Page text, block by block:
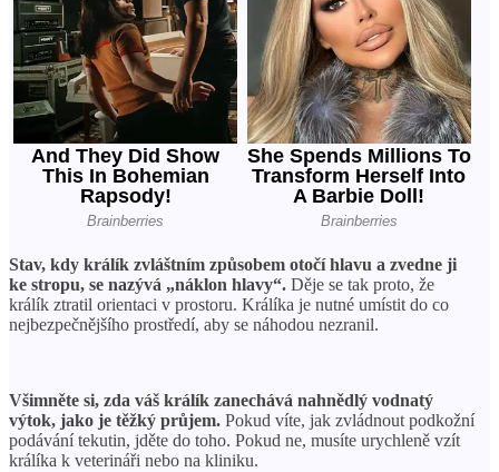
Stav, kdy králík zvláštním způsobem otočí hlavu a zvedne ji
ke stropu, se nazývá „náklon hlavy“. Děje se tak proto, že
králík ztratil orientaci v prostoru. Králíka je nutné umístit do co
nejbezpečnějšího prostředí, aby se náhodou nezranil.
Všimněte si, zda váš králík zanechává nahnědlý vodnatý
výtok, jako je těžký průjem. Pokud víte, jak zvládnout podkožní
podávání tekutin, jděte do toho. Pokud ne, musíte urychleně vzít
králíka k veterináři nebo na kliniku.